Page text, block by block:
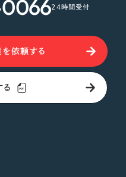
24時間受付
依頼する